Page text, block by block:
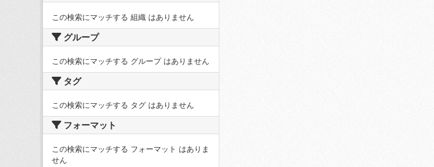
この検索にマッチする 組織 はありません
グループ
この検索にマッチする グループ はありません
タグ
この検索にマッチする タグ はありません
フォーマット
この検索にマッチする フォーマット はありま
せん